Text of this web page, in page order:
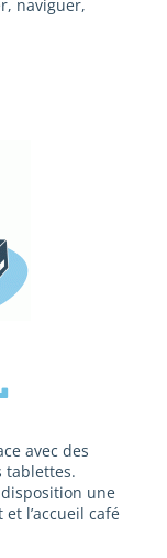
naviguer,
avec des
tablettes.
disposition une
l’accueil café